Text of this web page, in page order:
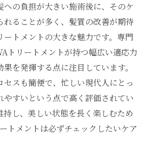
への負担が大きい施術後に、そのケ
れることが多く、髪質の改善が期待
ートメントの大きな魅力です。専門
トリートメントが持つ幅広い適応力
を発揮する点に注目しています。
セスも簡便で、忙しい現代人にとっ
やすいという点で高く評価されてい
持し、美しい状態を長く楽しむため
トメントは必ずチェックしたいケア